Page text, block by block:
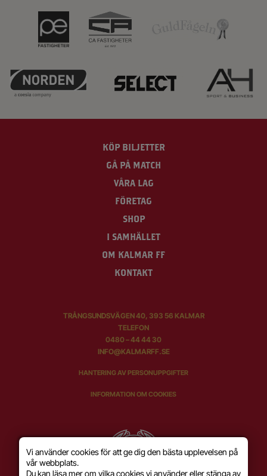
KÖP BILJETTER
GÅ PÅ MATCH
VÅRA LAG
FÖRETAG
SHOP
I SAMHÄLLET
OM KALMAR FF
KONTAKT
TRÅNGSUNDSVÄGEN 40, 393 56 KALMAR
TELEFON
0480 – 44 44 30
INFO@KALMARFF.SE
HANTERING AV PERSONUPPGIFTER
INFORMATION OM COOKIES
Vi använder cookies för att ge dig den bästa upplevelsen på
vår webbplats.
Du kan läsa mer om vilka cookies vi använder eller stänga av